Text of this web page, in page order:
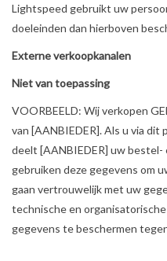
Lightspeed gebruikt uw
doeleinden dan hierboven
Externe verkoopkanalen
Niet van toepassing
VOORBEELD: Wij verkopen
van [AANBIEDER]. Als u via
deelt [AANBIEDER] uw
gebruiken deze gegevens om
gaan vertrouwelijk met uw
technische en
gegevens te beschermen